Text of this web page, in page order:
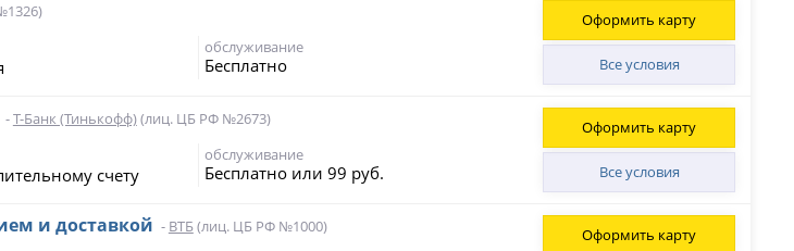
обслуживание
Бесплатно Все условия
Оформить карту
-Т-Банк (Тинькофф)(лиц. ЦБ РФ №2673)
счету
обслуживание
Бесплатно или 99 руб. Все условия
Оформить карту
и доставкой - ВТБ(лиц. ЦБ РФ №1000)
Оформить карту